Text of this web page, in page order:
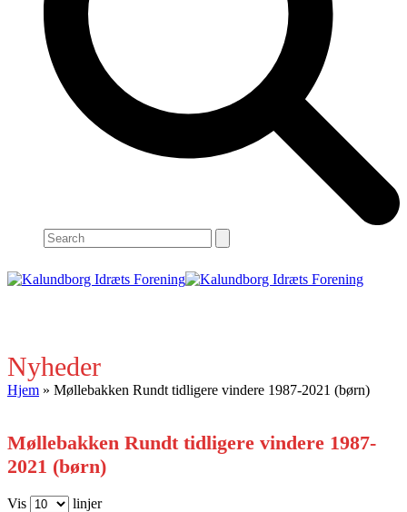
Search
Nyheder
Hjem » Møllebakken Rundt tidligere vindere 1987-2021 (børn)
Møllebakken Rundt tidligere vindere 1987-
2021 (børn)
Vis
linjer